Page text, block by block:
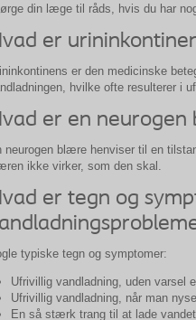
din læge til råds, hvis du har
er
er den medicinske
hvilke ofte resulterer i
er en
neurogen blære henviser til en
ikke virker, som den skal.
er tegn og
typiske tegn og symptomer:
Ufrivillig vandladning, uden varsel
Ufrivillig vandladning, når man
En så stærk trang til at lade